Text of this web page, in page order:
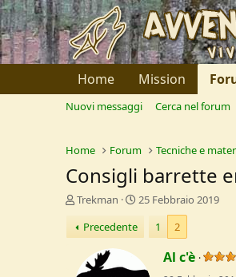
Home Mission
Nuovi messaggi Cerca nel forum
Home Forum Tecniche e
Consigli barrette
C
e
a
o
Trekman
D
a
d
i
25 Febbraio 2019
Precedente
1 2
Al c'è